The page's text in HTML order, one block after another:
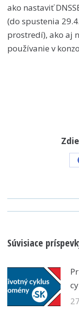
ako nastaviť
(do spustenia
prostredí), ako aj
používanie v
Súvisiace